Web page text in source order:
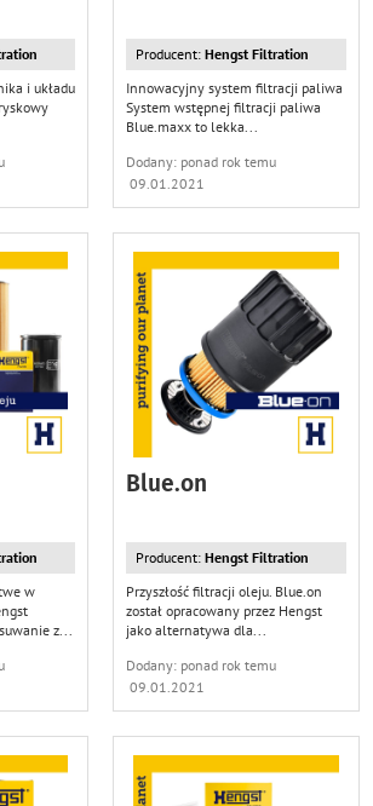
i układu
Producent: Hengst Filtration
Innowacyjny system filtracji paliwa
System wstępnej filtracji paliwa
Blue.maxx to lekka...
Dodany: ponad rok temu
09.01.2021
w
z...
Blue.on
Producent: Hengst Filtration
Przyszłość filtracji oleju. Blue.on
został opracowany przez Hengst
jako alternatywa dla...
Dodany: ponad rok temu
09.01.2021